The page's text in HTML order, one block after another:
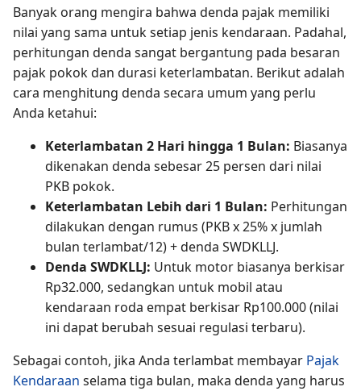
Banyak orang mengira bahwa denda pajak memiliki
nilai yang sama untuk setiap jenis kendaraan. Padahal,
perhitungan denda sangat bergantung pada besaran
pajak pokok dan durasi keterlambatan. Berikut adalah
cara menghitung denda secara umum yang perlu
Anda ketahui:
Keterlambatan 2 Hari hingga 1 Bulan: Biasanya
dikenakan denda sebesar 25 persen dari nilai
PKB pokok.
Keterlambatan Lebih dari 1 Bulan: Perhitungan
dilakukan dengan rumus (PKB x 25% x jumlah
bulan terlambat/12) + denda SWDKLLJ.
Denda SWDKLLJ: Untuk motor biasanya berkisar
Rp32.000, sedangkan untuk mobil atau
kendaraan roda empat berkisar Rp100.000 (nilai
ini dapat berubah sesuai regulasi terbaru).
Sebagai contoh, jika Anda terlambat membayar Pajak
Kendaraan selama tiga bulan, maka denda yang harus